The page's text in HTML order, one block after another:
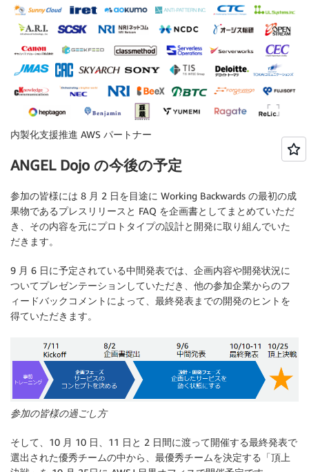
内製化支援推進 AWS パートナー
ANGEL Dojo の今後の予定
参加の皆様には 8 月 2 日を目途に Working Backwards の最初の成
果物であるプレスリリースと FAQ を企画書としてまとめていただ
き、その内容を元にプロトタイプの設計と開発に取り組んでいた
だきます。
9 月 6 日に予定されている中間発表では、企画内容や開発状況に
ついてプレゼンテーションしていただき、他の参加企業からのフ
ィードバックコメントによって、最終発表までの開発のヒントを
得ていただきます。
参加の皆様の過ごし方
そして、10 月 10 日、11 日と 2 日間に渡って開催する最終発表で
選出された優秀チームの中から、最優秀チームを決定する「頂上